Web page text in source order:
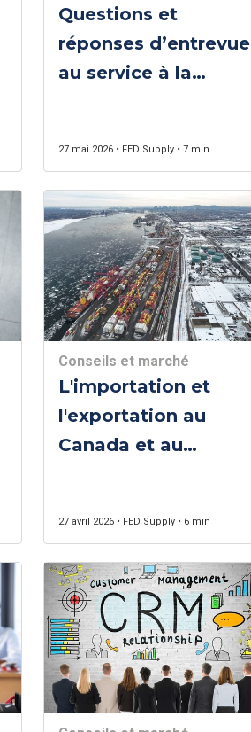
Questions et
réponses d’entrevue
au service à la
27 mai 2026 • FED Supply • 7 min
Conseils et marché
L'importation et
l'exportation au
Canada et au
27 avril 2026 • FED Supply • 6 min